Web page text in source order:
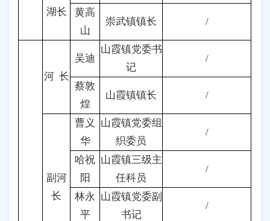
湖长
黄高
山
崇武镇镇长 /
河 长
吴迪
山霞镇党委书
记
/
蔡敦
煌
山霞镇镇长 /
副河
长
曹义
华
山霞镇党委组
织委员
/
哈祝
阳
山霞镇三级主
任科员
/
林永
平
山霞镇党委副
书记
/